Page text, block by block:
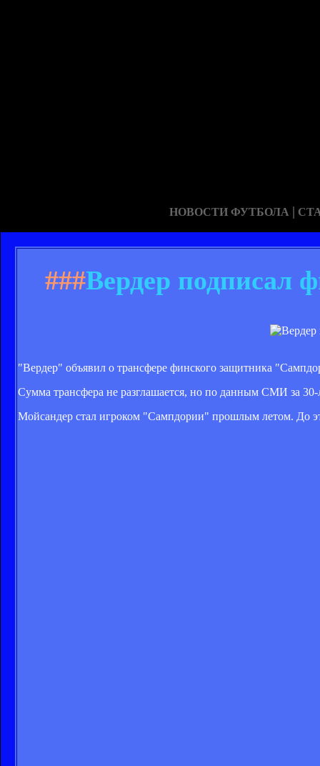
НОВОСТИ ФУТБОЛА |
###Вердер подписал
"Вердер" объявил о трансфере финского защитника
Сумма трансфера не разглашается, но по данным СМИ за
Мойсандер стал игроком "Сампдории" прошлым летом. До